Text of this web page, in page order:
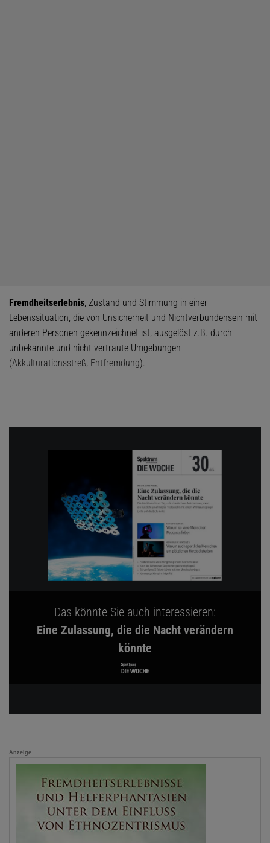
Fremdheitserlebnis, Zustand und Stimmung in einer
Lebenssituation, die von Unsicherheit und Nichtverbundensein mit
anderen Personen gekennzeichnet ist, ausgelöst z.B. durch
unbekannte und nicht vertraute Umgebungen
(Akkulturationsstreß, Entfremdung).
Das könnte Sie auch interessieren:
Eine Zulassung, die die Nacht verändern
könnte
Anzeige